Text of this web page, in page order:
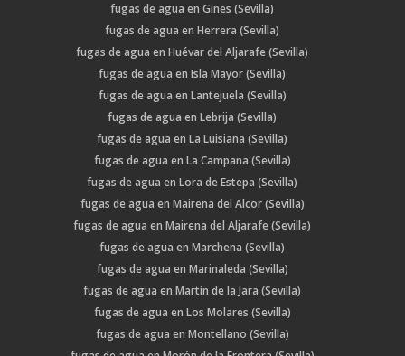
fugas de agua en Gines (Sevilla)
fugas de agua en Herrera (Sevilla)
fugas de agua en Huévar del Aljarafe (Sevilla)
fugas de agua en Isla Mayor (Sevilla)
fugas de agua en Lantejuela (Sevilla)
fugas de agua en Lebrija (Sevilla)
fugas de agua en La Luisiana (Sevilla)
fugas de agua en La Campana (Sevilla)
fugas de agua en Lora de Estepa (Sevilla)
fugas de agua en Mairena del Alcor (Sevilla)
fugas de agua en Mairena del Aljarafe (Sevilla)
fugas de agua en Marchena (Sevilla)
fugas de agua en Marinaleda (Sevilla)
fugas de agua en Martín de la Jara (Sevilla)
fugas de agua en Los Molares (Sevilla)
fugas de agua en Montellano (Sevilla)